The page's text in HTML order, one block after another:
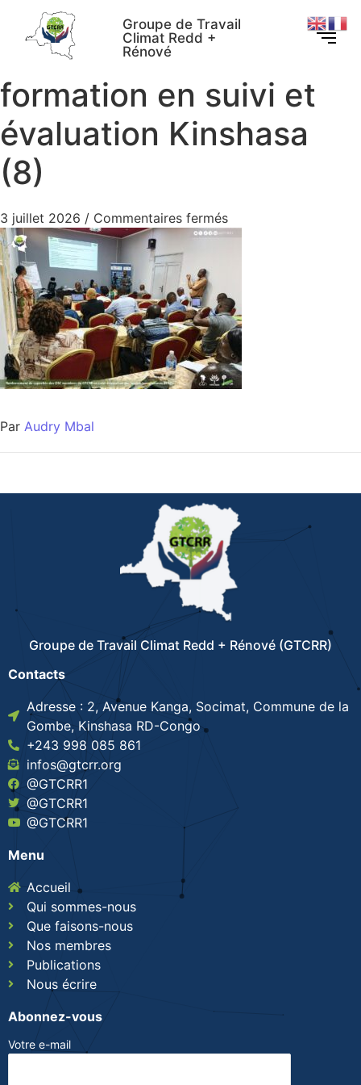
Groupe de Travail
Climat Redd +
Rénové
formation en suivi et
évaluation Kinshasa
(8)
3 juillet 2026 / Commentaires fermés
Par Audry Mbal
Groupe de Travail Climat Redd + Rénové (GTCRR)
Contacts
Adresse : 2, Avenue Kanga, Socimat, Commune de la
Gombe, Kinshasa RD-Congo
+243 998 085 861
infos@gtcrr.org
@GTCRR1
@GTCRR1
@GTCRR1
Menu
Accueil
Qui sommes-nous
Que faisons-nous
Nos membres
Publications
Nous écrire
Abonnez-vous
Votre e-mail